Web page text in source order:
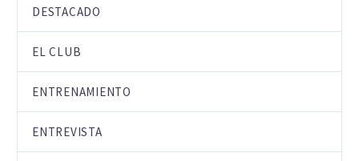
DESTACADO
EL CLUB
ENTRENAMIENTO
ENTREVISTA